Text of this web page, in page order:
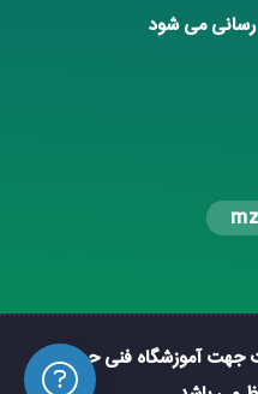
می شود
جهت آموزشگاه فنی حرفه ای